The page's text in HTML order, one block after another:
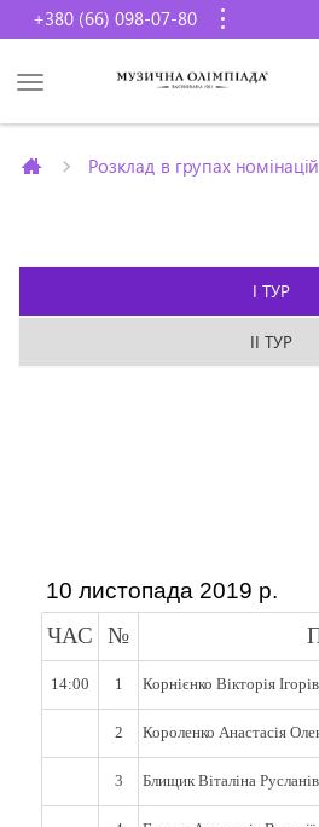
+380 (66) 098-07-80
Розклад в групах номінацій
I ТУР
II ТУР